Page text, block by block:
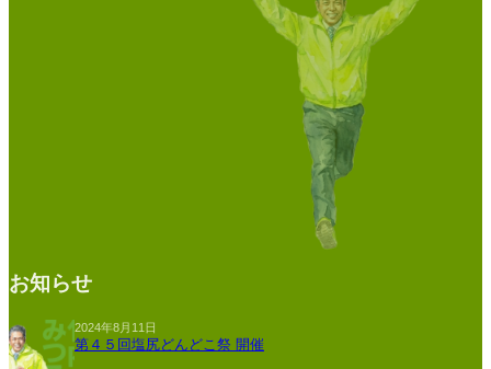
お知らせ
2024年8月11日
第４５回塩尻どんどこ祭 開催